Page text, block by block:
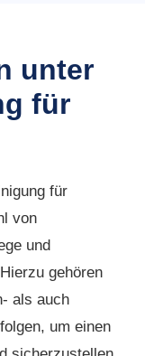
unter
für
für
von
und
gehören
als auch
um einen